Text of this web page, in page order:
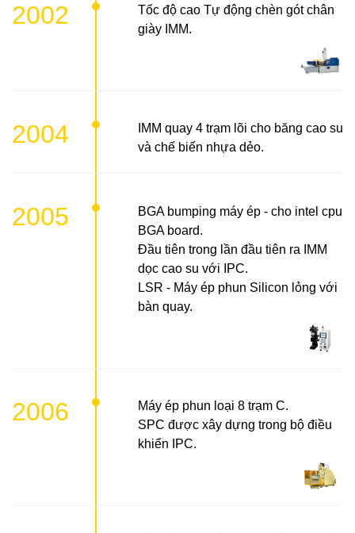
2002
Tốc độ cao Tự động chèn gót chân
giày IMM.
2004
IMM quay 4 trạm lõi cho băng cao su
và chế biến nhựa dẻo.
2005
BGA bumping máy ép - cho intel cpu
BGA board.
Đầu tiên trong lần đầu tiên ra IMM
dọc cao su với IPC.
LSR - Máy ép phun Silicon lỏng với
bàn quay.
2006
Máy ép phun loại 8 trạm C.
SPC được xây dựng trong bộ điều
khiển IPC.